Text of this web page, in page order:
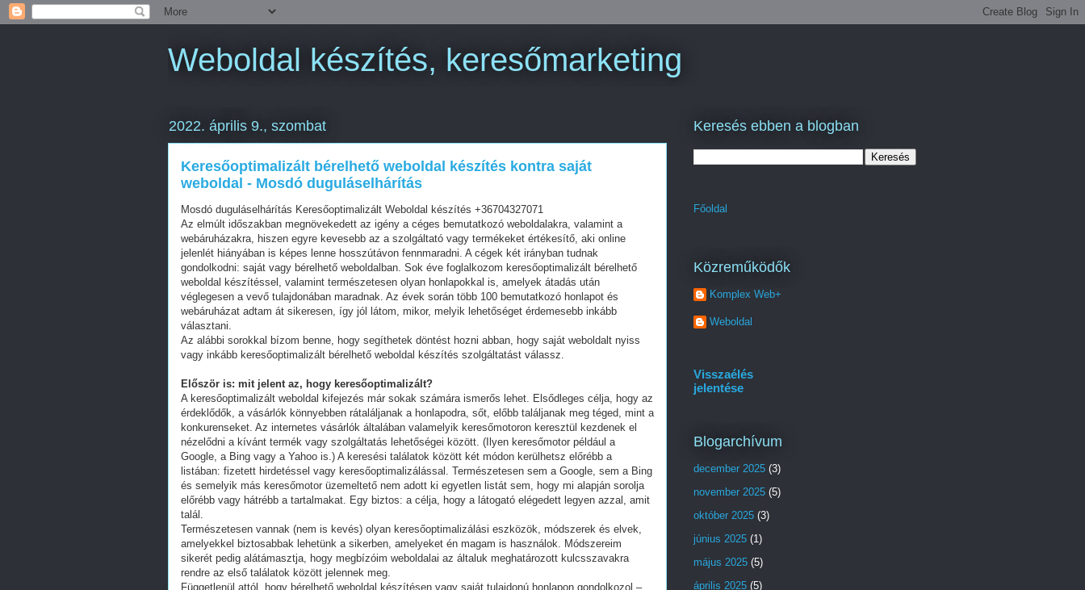
Weboldal készítés, keresőmarketing
2022. április 9., szombat
Keresőoptimalizált bérelhető weboldal készítés kontra saját
weboldal - Mosdó duguláselhárítás
Mosdó duguláselhárítás Keresőoptimalizált Weboldal készítés +36704327071
Az elmúlt időszakban megnövekedett az igény a céges bemutatkozó weboldalakra, valamint a
webáruházakra, hiszen egyre kevesebb az a szolgáltató vagy termékeket értékesítő, aki online
jelenlét hiányában is képes lenne hosszútávon fennmaradni. A cégek két irányban tudnak
gondolkodni: saját vagy bérelhető weboldalban. Sok éve foglalkozom keresőoptimalizált bérelhető
weboldal készítéssel, valamint természetesen olyan honlapokkal is, amelyek átadás után
véglegesen a vevő tulajdonában maradnak. Az évek során több 100 bemutatkozó honlapot és
webáruházat adtam át sikeresen, így jól látom, mikor, melyik lehetőséget érdemesebb inkább
választani.
Az alábbi sorokkal bízom benne, hogy segíthetek döntést hozni abban, hogy saját weboldalt nyiss
vagy inkább keresőoptimalizált bérelhető weboldal készítés szolgáltatást válassz.
Először is: mit jelent az, hogy keresőoptimalizált?
A keresőoptimalizált weboldal kifejezés már sokak számára ismerős lehet. Elsődleges célja, hogy az
érdeklődők, a vásárlók könnyebben rátaláljanak a honlapodra, sőt, előbb találjanak meg téged, mint a
konkurenseket. Az internetes vásárlók általában valamelyik keresőmotoron keresztül kezdenek el
nézelődni a kívánt termék vagy szolgáltatás lehetőségei között. (Ilyen keresőmotor például a
Google, a Bing vagy a Yahoo is.) A keresési találatok között két módon kerülhetsz előrébb a
listában: fizetett hirdetéssel vagy keresőoptimalizálással. Természetesen sem a Google, sem a Bing
és semelyik más keresőmotor üzemeltető nem adott ki egyetlen listát sem, hogy mi alapján sorolja
előrébb vagy hátrébb a tartalmakat. Egy biztos: a célja, hogy a látogató elégedett legyen azzal, amit
talál.
Természetesen vannak (nem is kevés) olyan keresőoptimalizálási eszközök, módszerek és elvek,
amelyekkel biztosabbak lehetünk a sikerben, amelyeket én magam is használok. Módszereim
sikerét pedig alátámasztja, hogy megbízóim weboldalai az általuk meghatározott kulcsszavakra
rendre az első találatok között jelennek meg.
Függetlenül attól, hogy bérelhető weboldal készítésen vagy saját tulajdonú honlapon gondolkozol –
Keresés ebben a blogban
Főoldal
Közreműködők
Komplex Web+
Weboldal
Visszaélés
jelentése
Blogarchívum
december 2025 (3)
november 2025 (5)
október 2025 (3)
június 2025 (1)
május 2025 (5)
április 2025 (5)